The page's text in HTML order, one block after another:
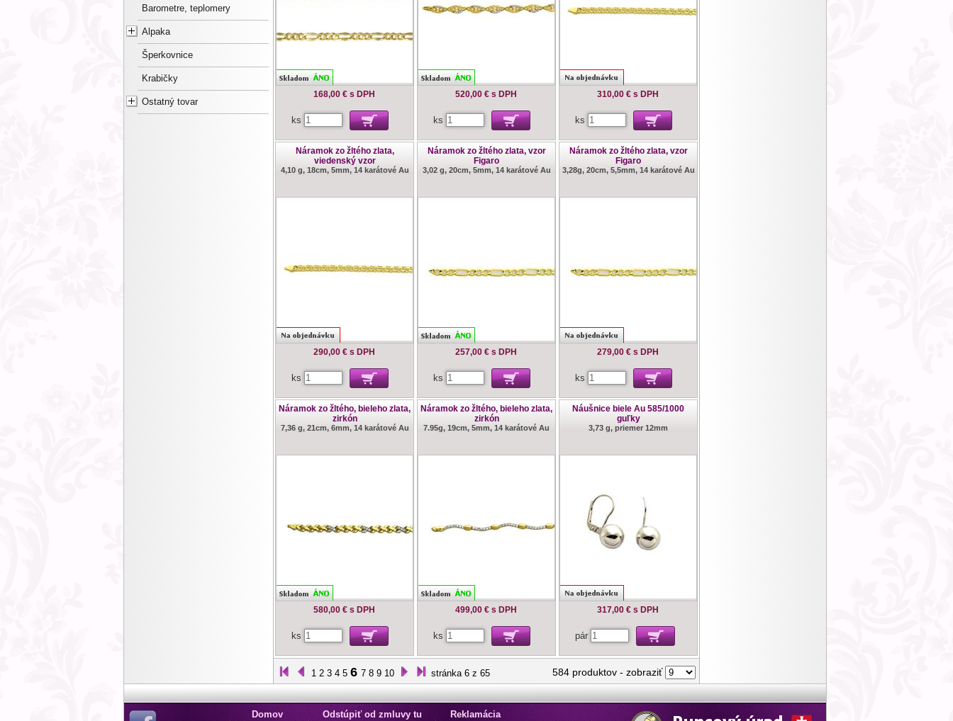
Barometre, teplomery
Alpaka
Šperkovnice
Krabičky
Ostatný tovar
168,00 € s DPH
ks
520,00 € s DPH
ks
310,00 € s DPH
ks
Náramok zo žltého zlata,
viedenský vzor
4,10 g, 18cm, 5mm, 14 karátové Au
290,00 € s DPH
ks
Náramok zo žltého zlata, vzor
Figaro
3,02 g, 20cm, 5mm, 14 karátové Au
257,00 € s DPH
ks
Náramok zo žltého zlata, vzor
Figaro
3,28g, 20cm, 5,5mm, 14 karátové Au
279,00 € s DPH
ks
Náramok zo žltého, bieleho zlata,
zirkón
7,36 g, 21cm, 6mm, 14 karátové Au
580,00 € s DPH
ks
Náramok zo žltého, bieleho zlata,
zirkón
7.95g, 19cm, 5mm, 14 karátové Au
499,00 € s DPH
ks
Náušnice biele Au 585/1000
guľky
3,73 g, priemer 12mm
317,00 € s DPH
pár
1 2 3 4 5 6 7 8 9 10 stránka 6 z 65 584 produktov - zobraziť
Domov Odstúpiť od zmluvy tu Reklamácia